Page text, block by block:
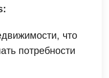
что
потребности